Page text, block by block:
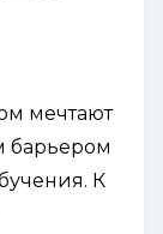
мечтают
барьером
К